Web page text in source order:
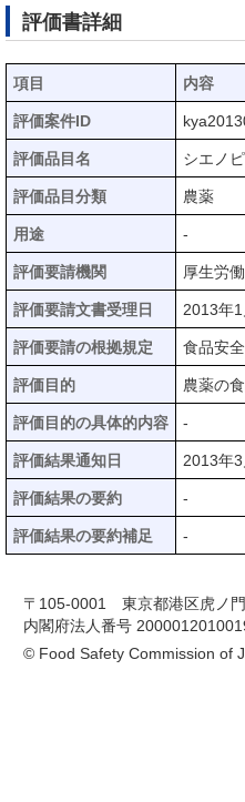
評価書詳細
項目 内容
評価案件ID
評価品目名 シエノ
評価品目分類 農薬
用途 -
評価要請機関 厚生労
評価要請文書受理日 2013年1
評価要請の根拠規定 食品安
評価目的 農薬の
評価目的の具体的内容 -
評価結果通知日 2013年3
評価結果の要約 -
評価結果の要約補足 -
〒105-0001 東京都港区虎ノ
内閣府法人番号
© Food Safety Commission of